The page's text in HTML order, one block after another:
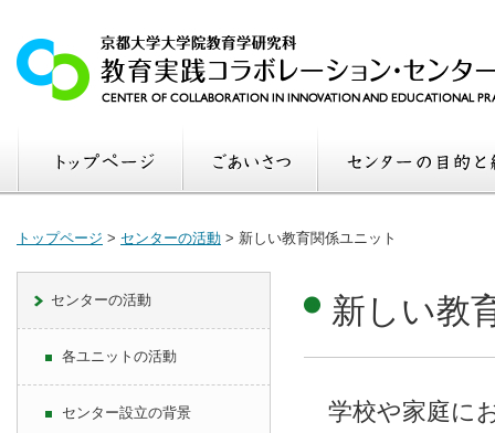
トップページ > センターの活動 > 新しい教育関係ユニット
新しい教
学校や家庭に
センターの活動
各ユニットの活動
センター設立の背景